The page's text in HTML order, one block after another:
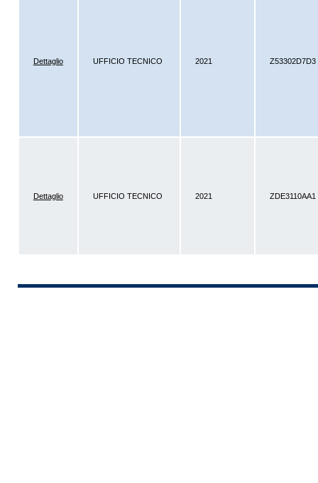
Dettaglio UFFICIO TECNICO 2021 Z53302D7D3
Dettaglio UFFICIO TECNICO 2021 ZDE3110AA1